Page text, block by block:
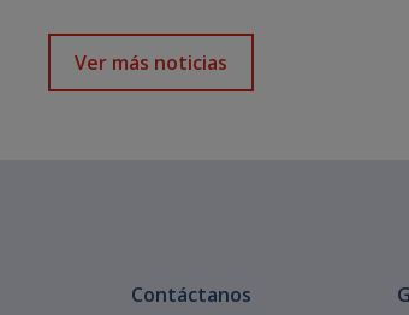
Ver más noticias
Contáctanos